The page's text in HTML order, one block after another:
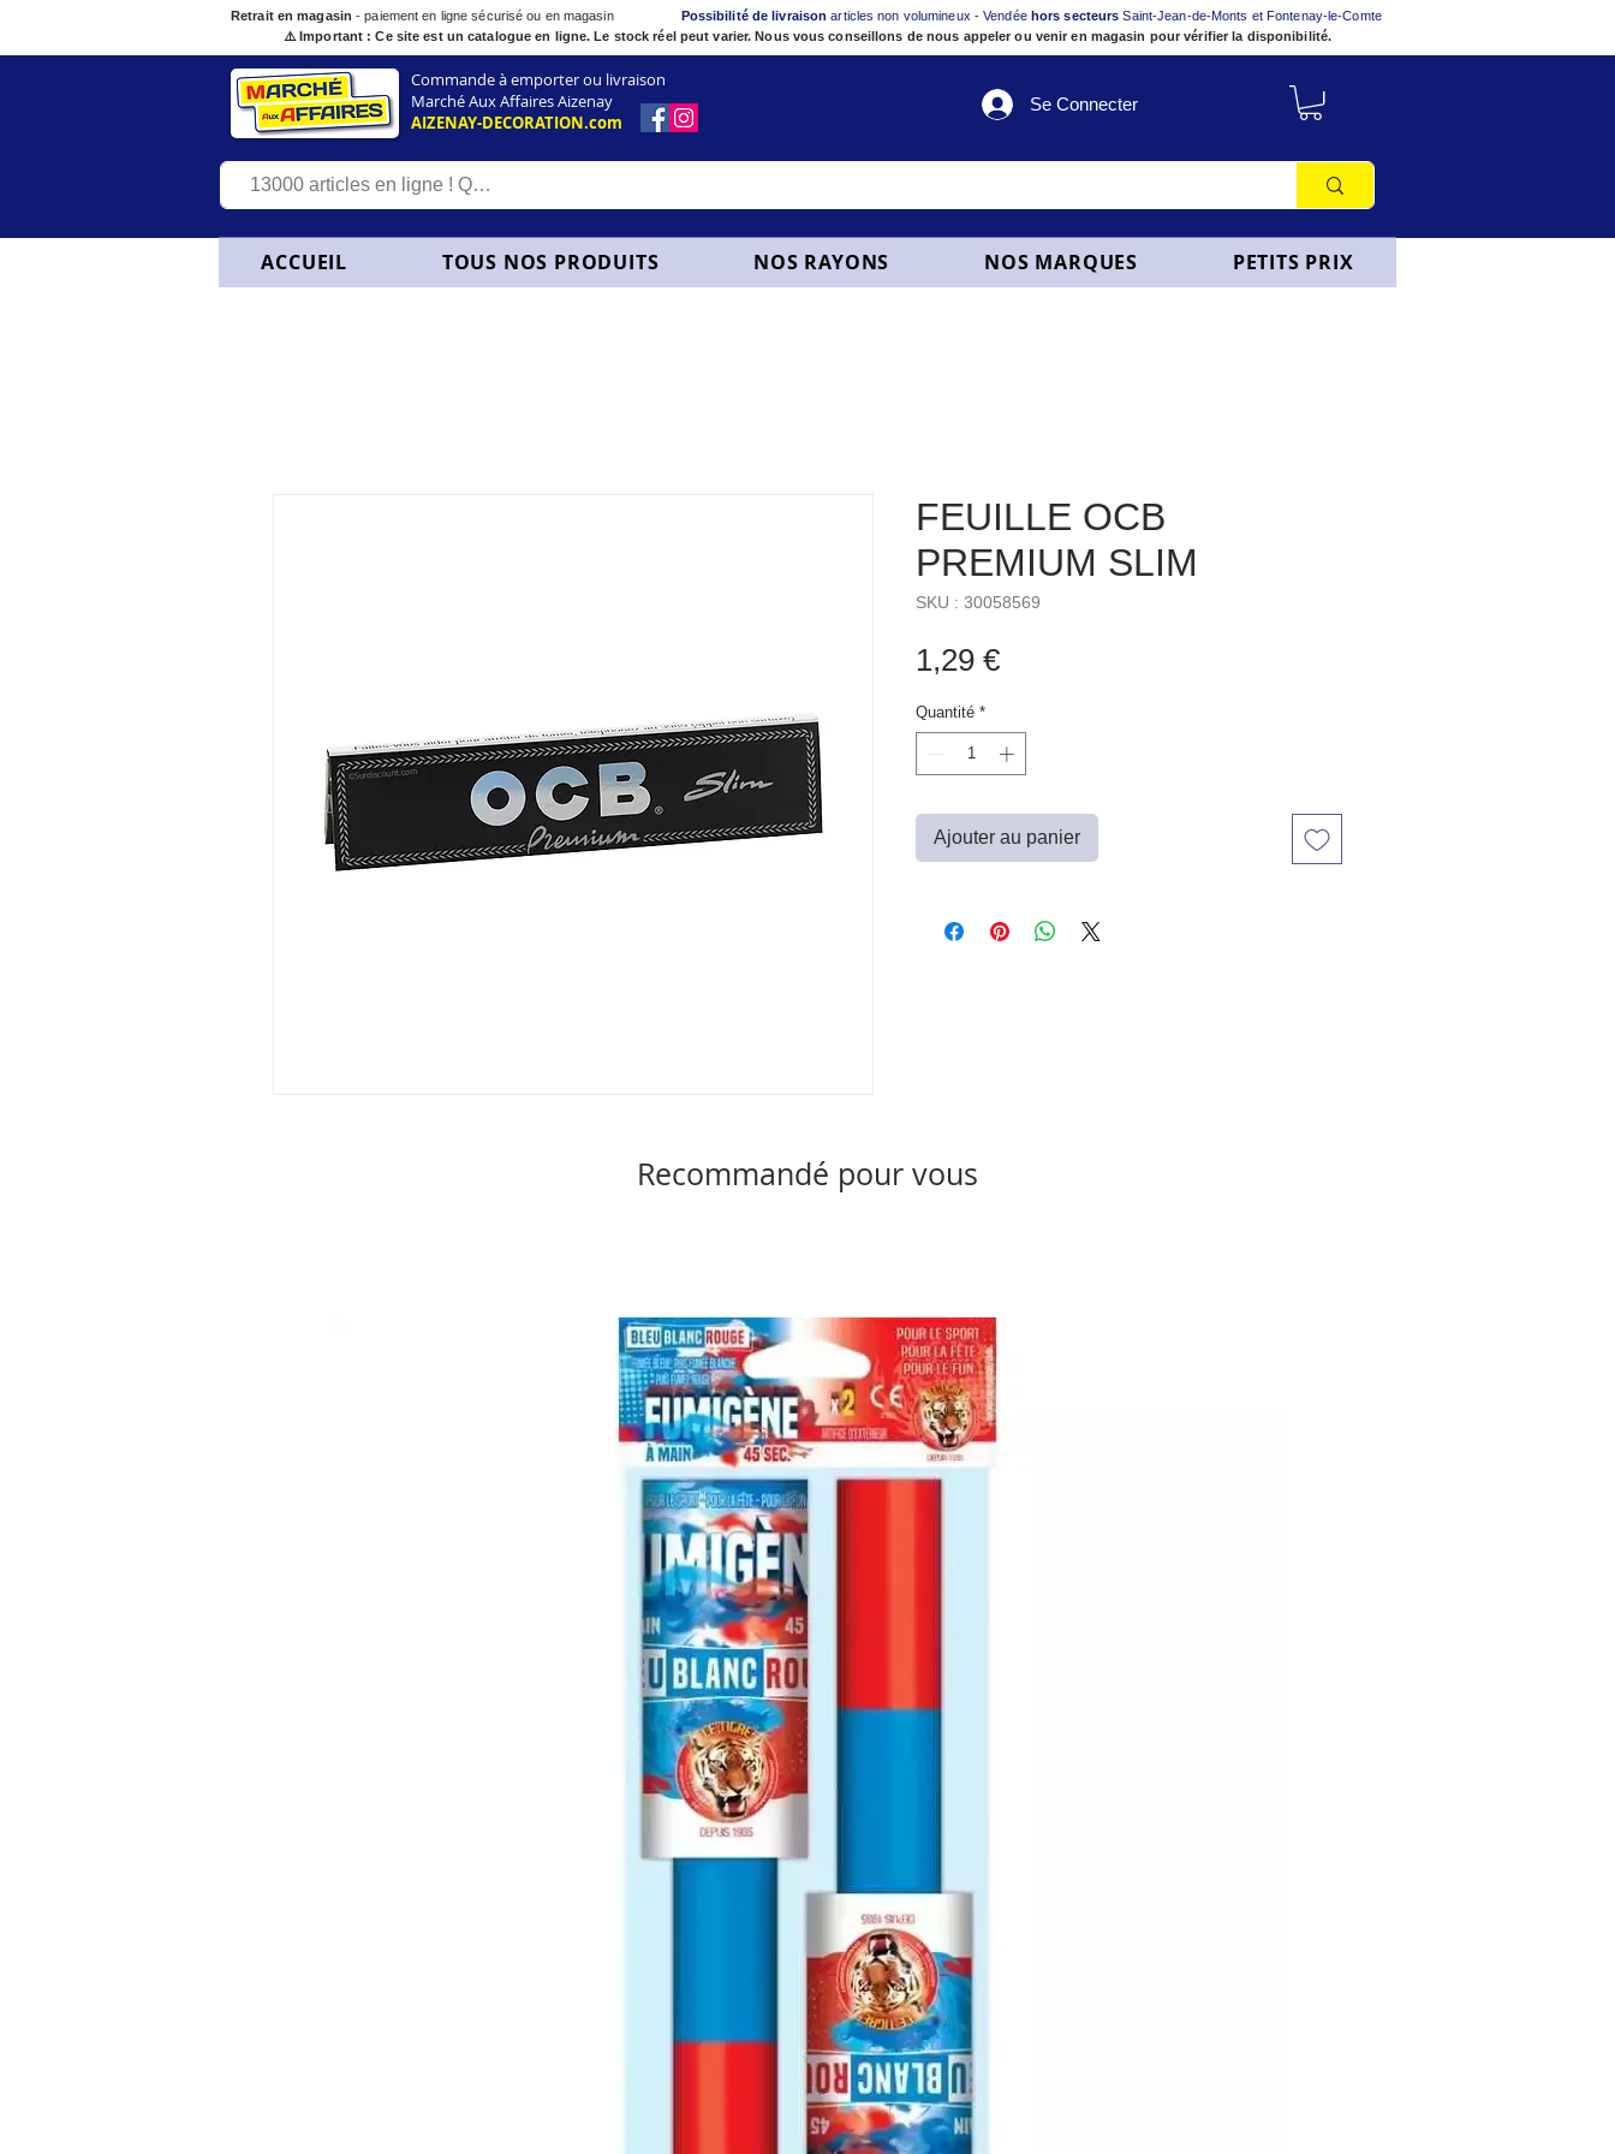
Retrait en magasin - paiement en ligne sécurisé ou en magasin Possibilité de livraisonarticles non volumineux - Vendée hors secteurs Saint-Jean-de-Monts et Fontenay-le-Comte
⚠️ Important : Ce site est un catalogue en ligne. Le stock réel peut varier. Nous vous conseillons de nous appeler ou venir en magasin pour vérifier la disponibilité.
Commande à emporter ou livraison
Marché Aux Affaires Aizenay
AIZENAY-DECORATION.com
Se Connecter
ACCUEIL TOUS NOS PRODUITS NOS RAYONS NOS MARQUES PETITS PRIX
FEUILLE OCB
PREMIUM SLIM
SKU : 30058569
1,29 €Prix
Quantité *
Ajouter au panier
Recommandé pour vous